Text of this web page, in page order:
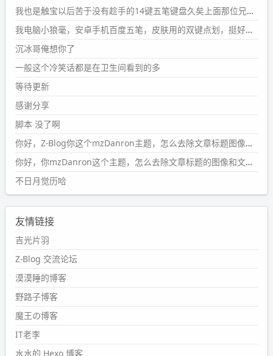
#PubWord要不我每年汇总整理一次？？碎雨集_沉冰浮水_
第1页https://www.wdssmq.com/tag/%E7%A2%8E%E9%9
B%A8%E9%9B%86/
wdssmq
2024-09-23 20:58:40
#PubWord
条嘟？？？？
wdssmq
2024-09-15 10:32:07
#PubWordVSCode 内 git 操作卡住的时候没办法主动取消
一直是个痛点，一般都是推送或拉取，今天连提交都卡
了。。
wdssmq
2024-09-11 08:45:43
#PubWord
然后天凉了，为了应对踢被子买了睡袋，不知道 1.2 米会不
会略窄。。
wdssmq
2024-09-09 19:43:00
#PubWord
表，21 年 11 月底发现 B 站上线了这部，直到前几天才看
完，还是分两次看的。。接下来有五项是 2019 年的，都是
电影 —— 略长的待办列表。。
我也是触宝以后苦于没有趁手的14键五笔键盘久矣上面那位兄台用的百度双键点划布局我也用过很久，那个皮肤做得很粗糙，个别键位的触发区域是错位的，快速打字时很容易出错，修改它的皮肤文件校正后勉强能用，但早年出的皮肤分辨率太低，实在谈不上美观。百度小米定制版的商店里有一个"小黑板"皮肤还不错(百度官方输入法商店里没有)，但那个风格我不喜欢这两天找到了一个叫"森林集"的公众号，开发了海量的皮肤，很多都有14键版本，付费但很便宜，几块钱，终于有自己满意的输入法了搜了一下，这个工作室还是百度的官方合作伙伴，不知道为什么14键作品都不在官方商店上架，难道是百度官方在刻意放弃14键？
我电脑小狼毫，安卓手机百度五笔，皮肤用的双键点划，挺好的。
沉冰哥俺想你了
一般这个冷笑话都是在卫生间看到的多
等待更新
感谢分享
脚本 没了啊
你好，Z-Blog你这个mzDanron主题，怎么去除文章标题图像和文章摘要，仅显示标题，感谢回复！
你好，你mzDanron这个主题，怎么去除文章标题的图像和文章摘要！仅显示标题，感谢回复解决！
不日月觉历哈
友情链接
吉光片羽
Z-Blog 交流论坛
漠漠睡的博客
野路子博客
魔王の博客
IT老李
水水的 Hexo 博客